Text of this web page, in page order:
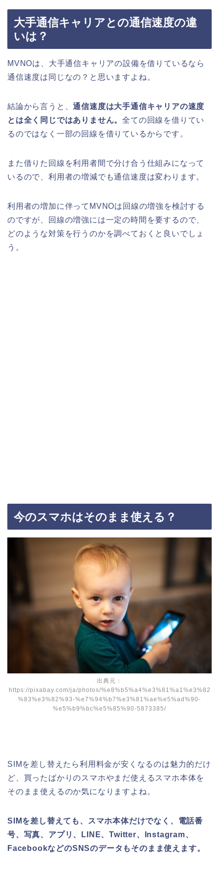
大手通信キャリアとの通信速度の違
いは？
MVNOは、大手通信キャリアの設備を借りているなら
通信速度は同じなの？と思いますよね。
結論から言うと、通信速度は大手通信キャリアの速度
とは全く同じではありません。全ての回線を借りてい
るのではなく一部の回線を借りているからです。
また借りた回線を利用者間で分け合う仕組みになって
いるので、利用者の増減でも通信速度は変わります。
利用者の増加に伴ってMVNOは回線の増強を検討する
のですが、回線の増強には一定の時間を要するので、
どのような対策を行うのかを調べておくと良いでしょ
う。
今のスマホはそのまま使える？
出典元：
https://pixabay.com/ja/photos/%e8%b5%a4%e3%81%a1%e3%82
%83%e3%82%93-%e7%94%b7%e3%81%ae%e5%ad%90-
%e5%b9%bc%e5%85%90-5873385/
SIMを差し替えたら利用料金が安くなるのは魅力的だけ
ど、買ったばかりのスマホやまだ使えるスマホ本体を
そのまま使えるのか気になりますよね。
SIMを差し替えても、スマホ本体だけでなく、電話番
号、写真、アプリ、LINE、Twitter、Instagram、
FacebookなどのSNSのデータもそのまま使えます。